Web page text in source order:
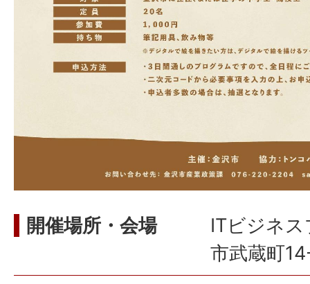
開催場所・会場
ITビジネ
市武蔵町